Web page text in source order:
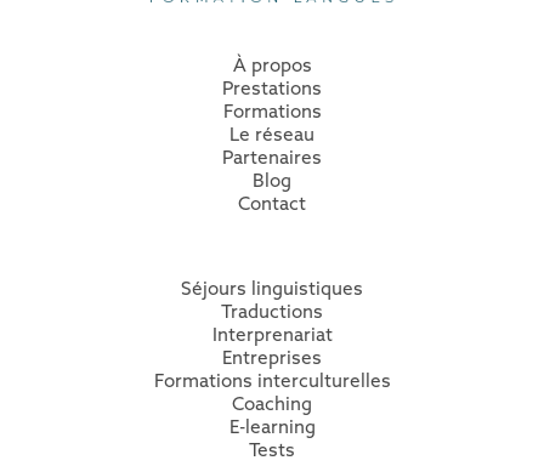
À propos
Prestations
Formations
Le réseau
Partenaires
Blog
Contact
Séjours linguistiques
Traductions
Interprenariat
Entreprises
Formations interculturelles
Coaching
E-learning
Tests